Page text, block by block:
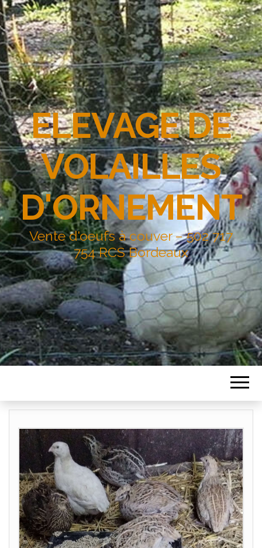
ELEVAGE DE
VOLAILLES
D'ORNEMENT
Vente d'oeufs à couver – 502 717
754 RCS Bordeaux